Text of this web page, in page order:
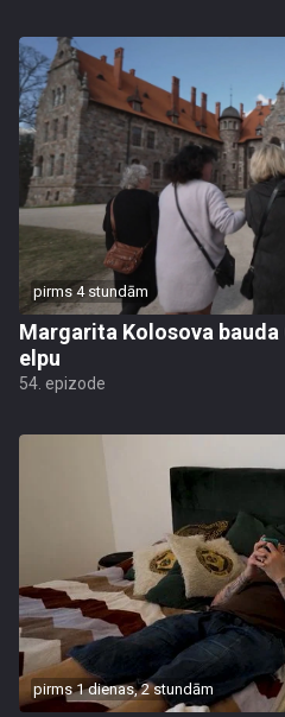
pirms 4 stundām
Margarita Kolosova
elpu
54. epizode
pirms 1 dienas, 2 stundām